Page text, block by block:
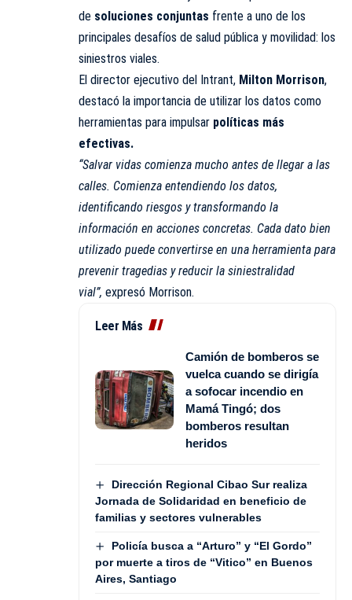
de soluciones conjuntas frente a uno de los
principales desafíos de salud pública y movilidad: los
siniestros viales.
El director ejecutivo del Intrant, Milton Morrison,
destacó la importancia de utilizar los datos como
herramientas para impulsar políticas más
efectivas.
“Salvar vidas comienza mucho antes de llegar a las
calles. Comienza entendiendo los datos,
identificando riesgos y transformando la
información en acciones concretas. Cada dato bien
utilizado puede convertirse en una herramienta para
prevenir tragedias y reducir la siniestralidad
vial”, expresó Morrison.
Leer Más
Camión de bomberos se
vuelca cuando se dirigía
a sofocar incendio en
Mamá Tingó; dos
bomberos resultan
heridos
Dirección Regional Cibao Sur realiza
Jornada de Solidaridad en beneficio de
familias y sectores vulnerables
Policía busca a “Arturo” y “El Gordo”
por muerte a tiros de “Vitico” en Buenos
Aires, Santiago